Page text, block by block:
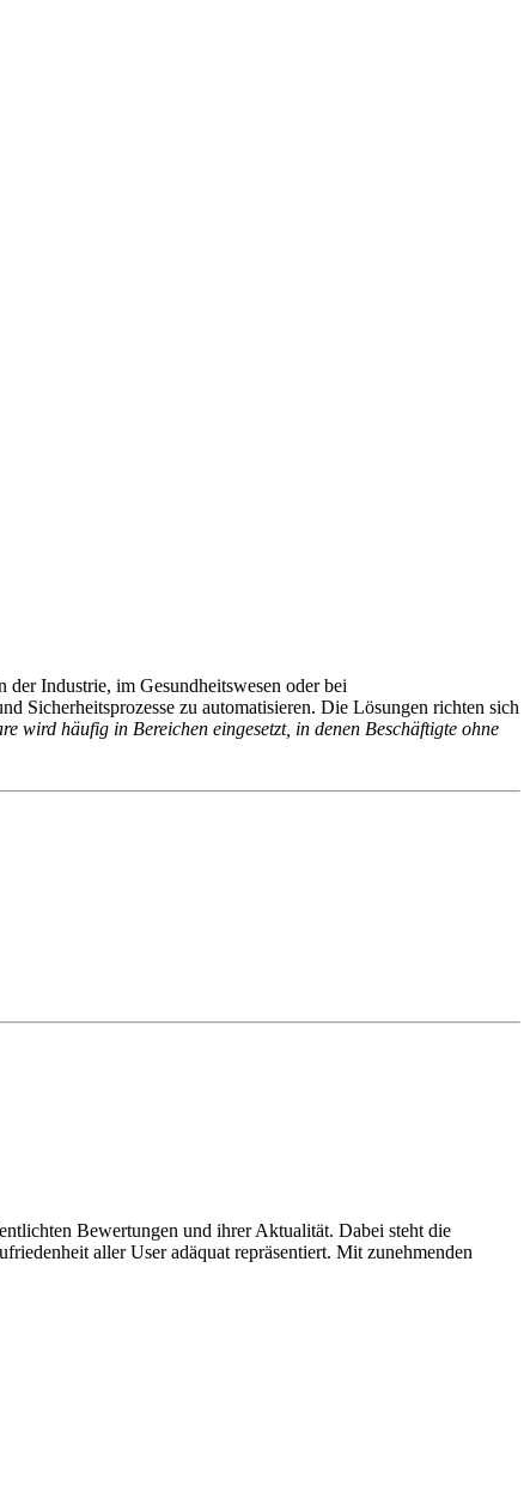
Industrie, im Gesundheitswesen oder bei
Sicherheitsprozesse zu automatisieren. Die Lösungen richten sich
wird häufig in Bereichen eingesetzt, in denen Beschäftigte ohne
schnell reagieren zu können. Man profitiert von höherer
Bewertungen und ihrer Aktualität. Dabei steht die
aller User adäquat repräsentiert. Mit zunehmenden